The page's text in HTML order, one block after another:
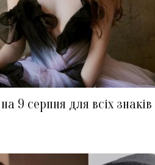
9 серпня для всіх знаків